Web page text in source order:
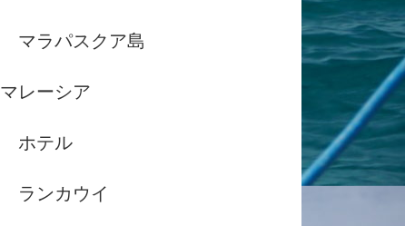
マラパスクア島
マレーシア
ホテル
ランカウイ